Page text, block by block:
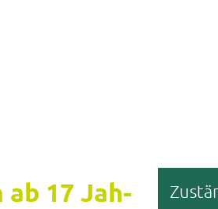
ab 17 Jah­